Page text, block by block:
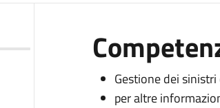
Gestione dei
per altre